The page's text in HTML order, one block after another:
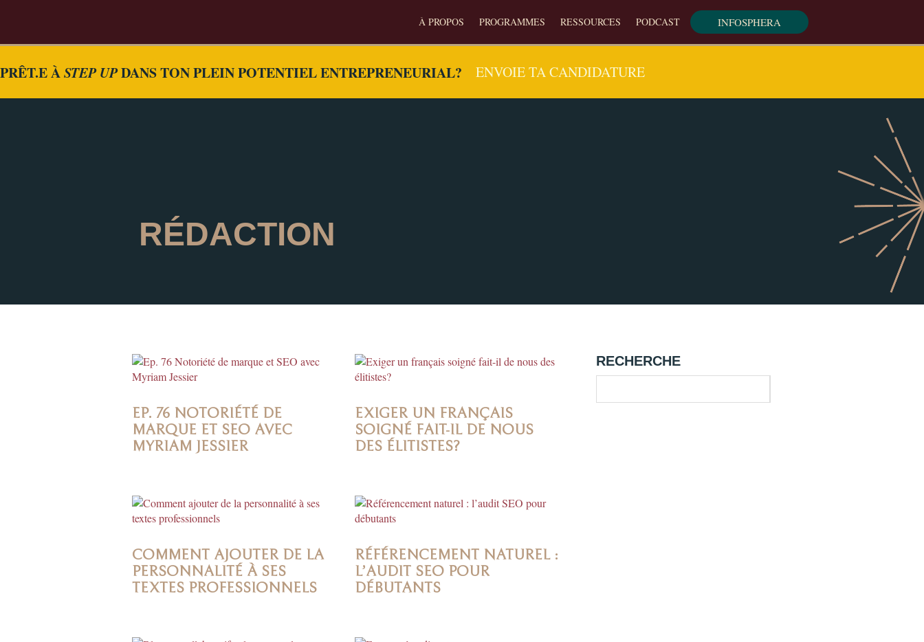
À PROPOS PROGRAMMES RESSOURCES PODCAST INFOSPHERA
PRÊT.E ÀSTEP UPDANS TON PLEIN POTENTIEL ENTREPRENEURIAL? ENVOIE TA CANDIDATURE
RÉDACTION
EP. 76 NOTORIÉTÉ DE
MARQUE ET SEO AVEC
MYRIAM JESSIER
EXIGER UN FRANÇAIS
SOIGNÉ FAIT-IL DE NOUS
DES ÉLITISTES?
COMMENT AJOUTER DE LA
PERSONNALITÉ À SES
TEXTES PROFESSIONNELS
RÉFÉRENCEMENT NATUREL :
L’AUDIT SEO POUR
DÉBUTANTS
RECHERCHE